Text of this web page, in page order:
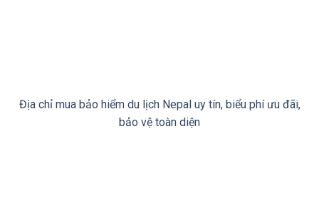
Địa chỉ mua bảo hiểm du lịch Nepal uy tín, biểu phí ưu đãi,
bảo vệ toàn diện